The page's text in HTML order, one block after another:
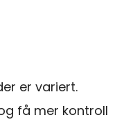
er variert.
få mer kontroll